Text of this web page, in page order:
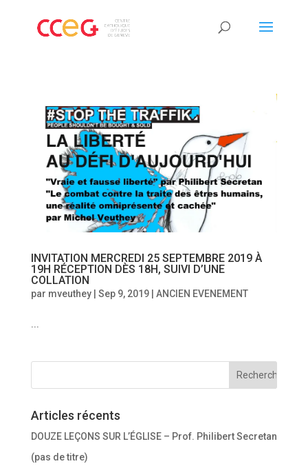
INVITATION MERCREDI 25 SEPTEMBRE 2019 À
19H RÉCEPTION DÈS 18H, SUIVI D’UNE
COLLATION
par mveuthey| Sep 9, 2019| ANCIEN EVENEMENT
...
Articles récents
DOUZE LEÇONS SUR L’ÉGLISE – Prof. Philibert Secretan
(pas de titre)